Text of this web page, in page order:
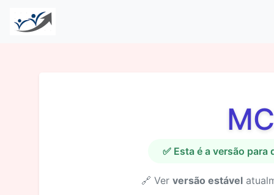
✅ Esta é a versão
🔗 Ver versão estável